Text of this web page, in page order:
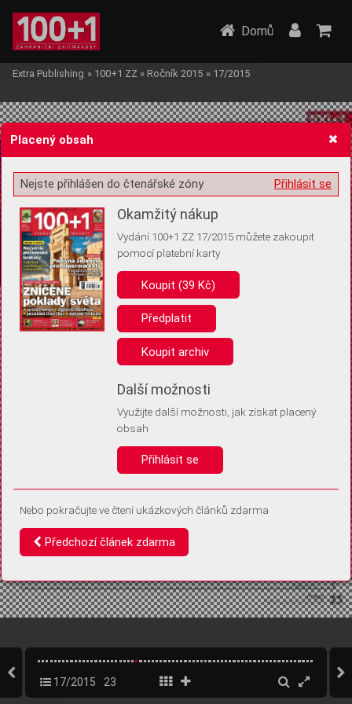
Žádost o souhlas s ukládáním volitelných informací
Pro základní fungování webu nepotřebujeme ukládat žádné informace
(tzv. cookies apod.). Rádi bychom vás ale požádali o souhlas s
uložením volitelných informací:
Anonymní unikátní ID
Díky němu příště poznáme, že se jedná o stejné zařízení, a
Identifikátor je zcela anonymní.
Vaše souhlasy a odmítnutí si ukládáme do vašeho zařízení, abychom se
vás už příště znovu neptali. Můžete je kdykoli později upravit ve Správě
Domů
Extra Publishing » 100+1 ZZ » Ročník 2015 » 17/2015
17/2015 23
Placený obsah
Přihlásit se
Nejste přihlášen do čtenářské zóny
Okamžitý nákup
Vydání 100+1 ZZ 17/2015 můžete zakoupit
pomocí platební karty
Koupit (39 Kč)
Předplatit
Koupit archiv
Další možnosti
Využijte další možnosti, jak získat placený
obsah
Přihlásit se
Nebo pokračujte ve čtení ukázkových článků zdarma
Předchozí článek zdarma